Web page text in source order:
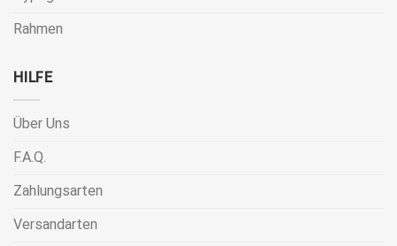
Rahmen
HILFE
Über Uns
F.A.Q.
Zahlungsarten
Versandarten